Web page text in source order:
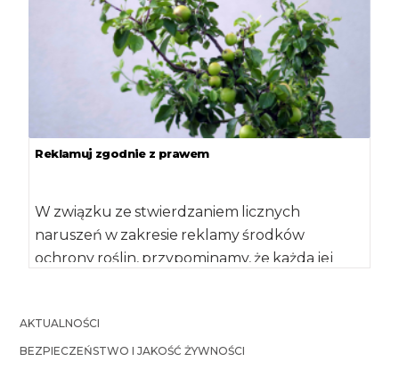
Reklamuj zgodnie z prawem
W związku ze stwierdzaniem licznych
naruszeń w zakresie reklamy środków
ochrony roślin, przypominamy, że każda jej
AKTUALNOŚCI
BEZPIECZEŃSTWO I JAKOŚĆ ŻYWNOŚCI